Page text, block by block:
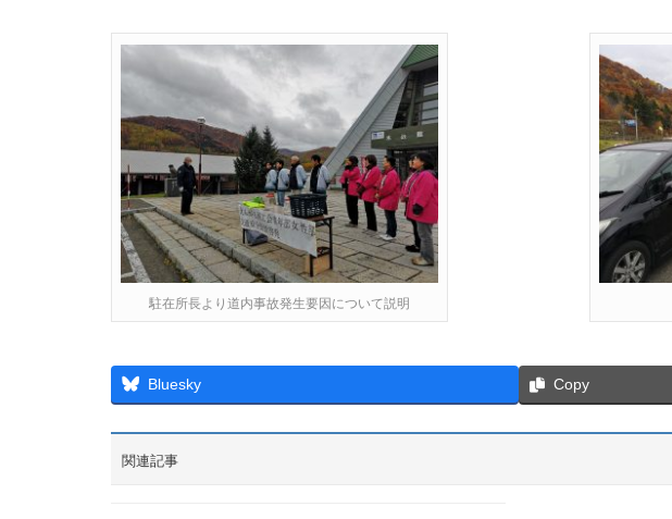
駐在所長より道内事故発生要因について説明
Bluesky Copy
関連記事